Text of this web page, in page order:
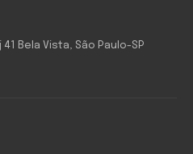
Bela Vista, São Paulo-SP